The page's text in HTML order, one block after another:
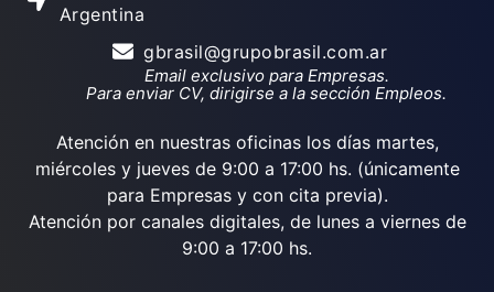
Argentina
gbrasil@grupobrasil.com.ar
Email exclusivo para Empresas.
Para enviar CV, dirigirse a la sección Empleos.
Atención en nuestras oficinas los días martes,
miércoles y jueves de 9:00 a 17:00 hs. (únicamente
para Empresas y con cita previa).
Atención por canales digitales, de lunes a viernes de
9:00 a 17:00 hs.